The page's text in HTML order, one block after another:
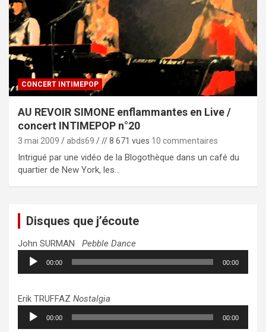
CONCERT INTIMEPOP
AU REVOIR SIMONE enflammantes en Live /
concert INTIMEPOP n°20
3 mai 2009 abds69 // 8 671 vues 10 commentaires
Intrigué par une vidéo de la Blogothèque dans un café du
quartier de New York, les…
Disques que j’écoute
John SURMAN Pebble Dance
Lecteur
audio
00:00 00:00
Erik TRUFFAZ Nostalgia
Lecteur
audio
00:00 00:00